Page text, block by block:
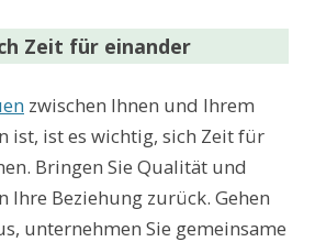
Zeit für einander
zwischen Ihnen und Ihrem
ist, ist es wichtig, sich Zeit für
Bringen Sie Qualität und
Beziehung zurück. Gehen
unternehmen Sie gemeinsame